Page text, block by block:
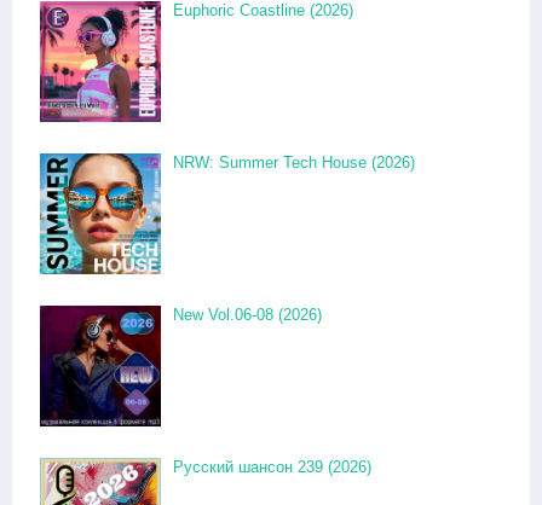
Euphoric Coastline (2026)
NRW: Summer Tech House (2026)
New Vol.06-08 (2026)
Русский шансон 239 (2026)